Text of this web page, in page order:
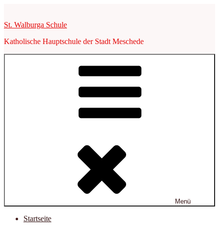
springen
St. Walburga Schule
Katholische Hauptschule der Stadt Meschede
Menü
Startseite